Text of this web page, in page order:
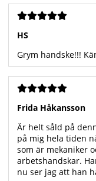
HS
Grym handske!!!
Frida Håkansson
Är helt såld på
på mig hela tiden
som är mekaniker
arbetshandskar.
nu ser jag att han